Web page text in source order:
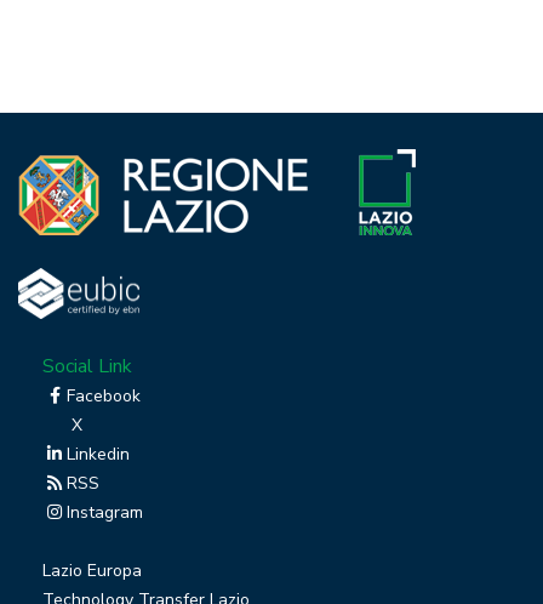
Social Link
Facebook
X
Linkedin
RSS
Instagram
Lazio Europa